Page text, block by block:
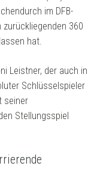
im DFB-
zurückliegenden 360
hat.
Leistner, der auch in
Schlüsselspieler
seiner
Stellungsspiel